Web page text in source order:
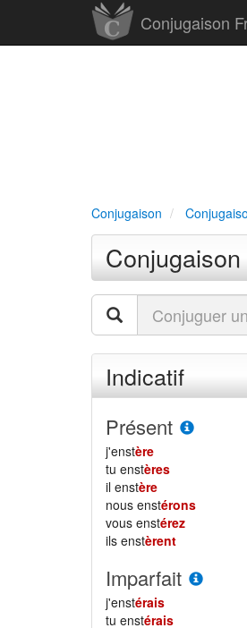
Conjugaison
Conjugaison
Indicatif
Présent
j'enstère
tu enstères
il enstère
nous enstérons
vous enstérez
ils enstèrent
Imparfait
j'enstérais
tu enstérais